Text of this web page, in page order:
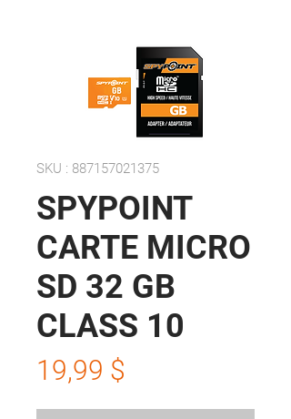
SKU : 887157021375
SPYPOINT
CARTE MICRO
SD 32 GB
CLASS 10
19,99 $